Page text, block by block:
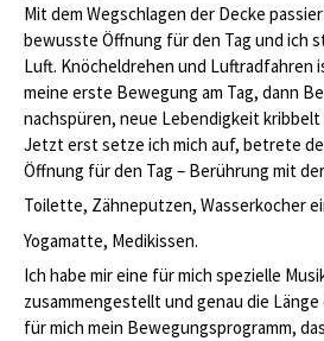
Mit dem Wegschlagen der Decke
bewusste Öffnung für den Tag und ich
Luft. Knöcheldrehen und Luftradfahren
meine erste Bewegung am Tag, dann
nachspüren, neue Lebendigkeit kribbelt
Jetzt erst setze ich mich auf, betrete
Öffnung für den Tag – Berührung mit
Toilette, Zähneputzen, Wasserkocher
Yogamatte, Medikissen.
Ich habe mir eine für mich spezielle
zusammengestellt und genau die
für mich mein Bewegungsprogramm,